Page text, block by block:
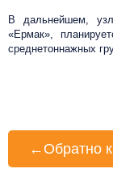
В дальнейшем,
«Ермак»,
среднетоннажных
← Обратно